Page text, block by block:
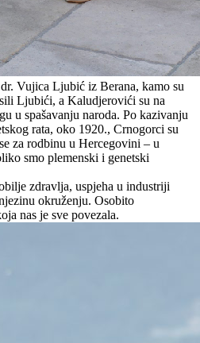
Vujica Ljubić iz Berana, kamo su
Ljubići, a Kaludjerovići su na
u spašavanju naroda. Po kazivanju
rata, oko 1920., Crnogorci su
za rodbinu u Hercegovini – u
smo plemenski i genetski
zdravlja, uspjeha u industriji
okruženju. Osobito
nas je sve povezala.